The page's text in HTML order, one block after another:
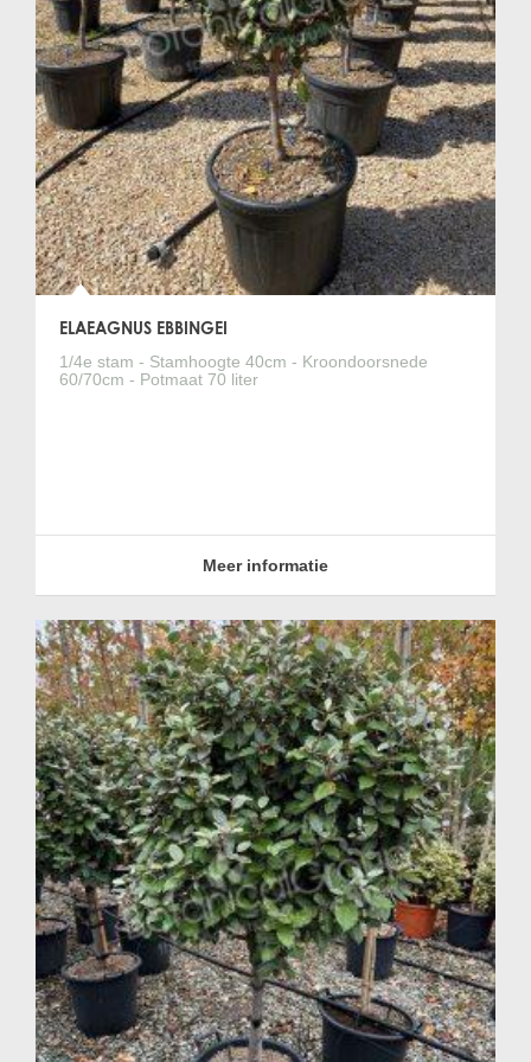
ELAEAGNUS EBBINGEI
1/4e stam - Stamhoogte 40cm - Kroondoorsnede
60/70cm - Potmaat 70 liter
Meer informatie